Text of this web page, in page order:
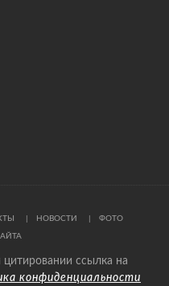
НОВОСТИ ФОТО
ссылка на
конфиденциальности